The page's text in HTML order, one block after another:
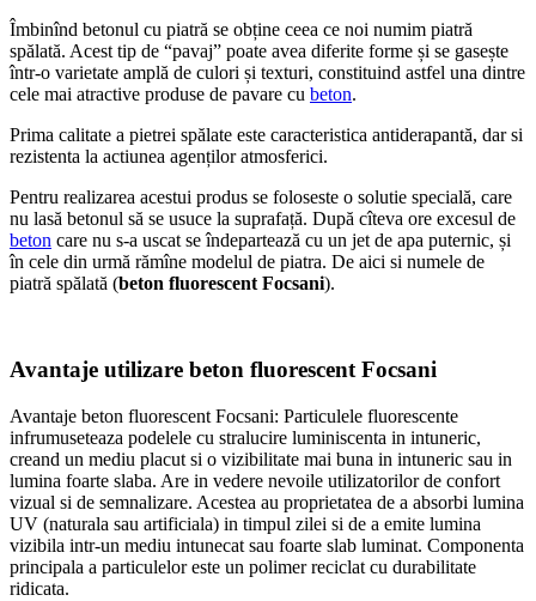
Îmbinînd betonul cu piatră se obține ceea ce noi numim piatră
spălată. Acest tip de “pavaj” poate avea diferite forme și se gasește
într-o varietate amplă de culori și texturi, constituind astfel una dintre
cele mai atractive produse de pavare cu beton.
Prima calitate a pietrei spălate este caracteristica antiderapantă, dar si
rezistenta la actiunea agenților atmosferici.
Pentru realizarea acestui produs se foloseste o solutie specială, care
nu lasă betonul să se usuce la suprafață. După cîteva ore excesul de
beton care nu s-a uscat se îndepartează cu un jet de apa puternic, și
în cele din urmă rămîne modelul de piatra. De aici si numele de
piatră spălată (beton fluorescent Focsani).
Avantaje utilizare beton fluorescent Focsani
Avantaje beton fluorescent Focsani: Particulele fluorescente
infrumuseteaza podelele cu stralucire luminiscenta in intuneric,
creand un mediu placut si o vizibilitate mai buna in intuneric sau in
lumina foarte slaba. Are in vedere nevoile utilizatorilor de confort
vizual si de semnalizare. Acestea au proprietatea de a absorbi lumina
UV (naturala sau artificiala) in timpul zilei si de a emite lumina
vizibila intr-un mediu intunecat sau foarte slab luminat. Componenta
principala a particulelor este un polimer reciclat cu durabilitate
ridicata.